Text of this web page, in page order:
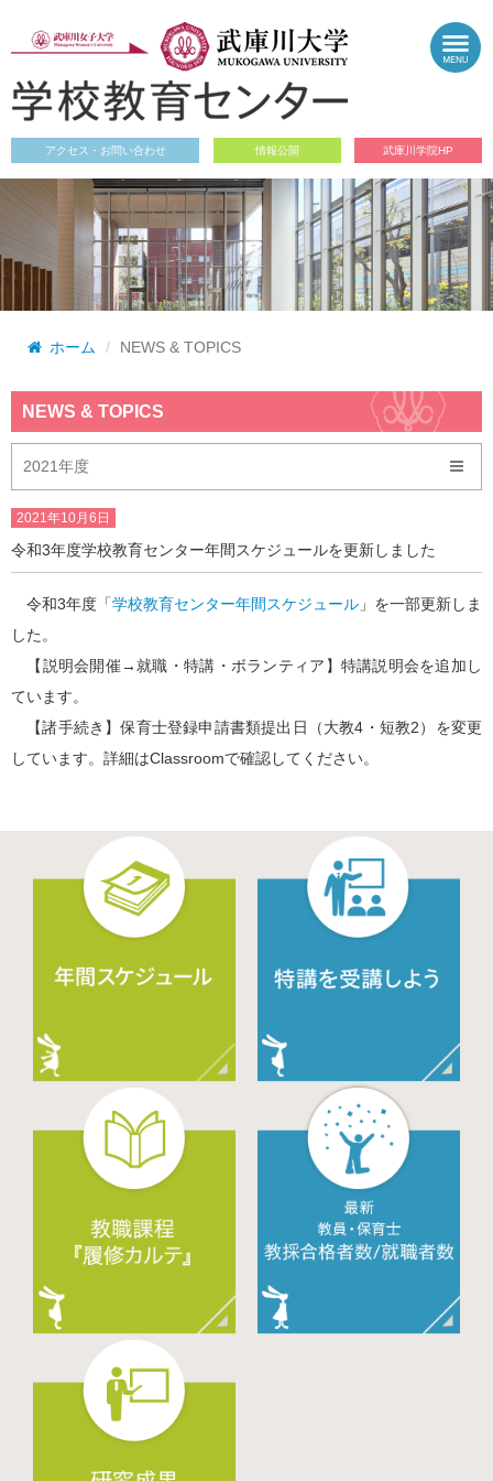
武庫川学院HP
情報公開
アクセス・お問い合わせ
ホーム NEWS & TOPICS
NEWS & TOPICS
2021年度
2021年10月6日
令和3年度学校教育センター年間スケジュールを更新しました
令和3年度「学校教育センター年間スケジュール 」を一部更新しま
した。
【説明会開催→就職・特講・ボランティア】特講説明会を追加し
ています。
【諸手続き】保育士登録申請書類提出日（大教4・短教2）を変更
しています。詳細はClassroomで確認してください。